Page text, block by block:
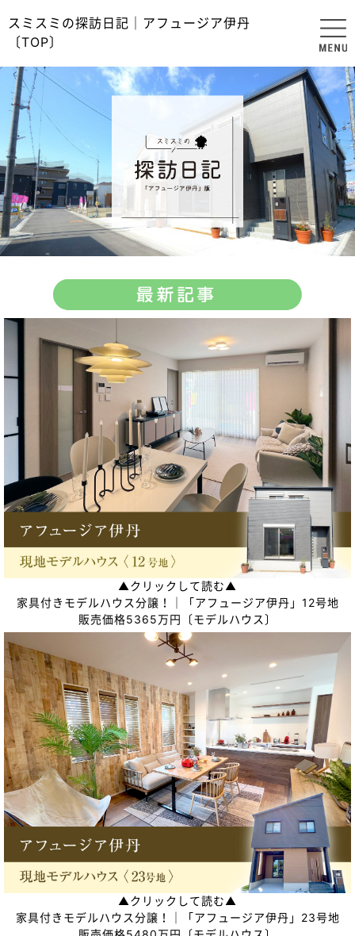
スミスミの探訪日記｜アフュージア伊丹
〔TOP〕
▲クリックして読む▲
家具付きモデルハウス分譲！｜「アフュージア伊丹」12号地
販売価格5365万円〔モデルハウス〕
▲クリックして読む▲
家具付きモデルハウス分譲！｜「アフュージア伊丹」23号地